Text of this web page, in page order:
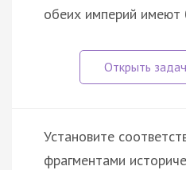
обеих империй
Установите
фрагментами